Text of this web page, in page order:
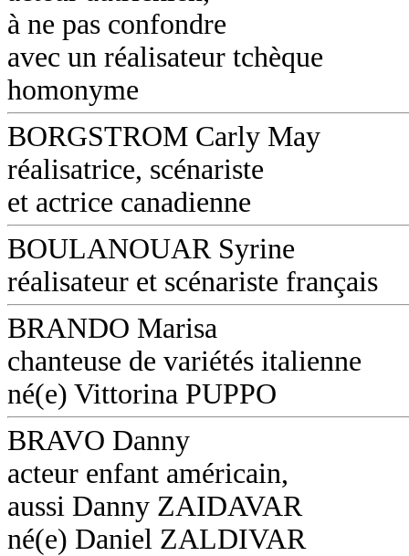
à ne pas confondre
avec un réalisateur tchèque
homonyme
BORGSTROM Carly May
réalisatrice, scénariste
et actrice canadienne
BOULANOUAR Syrine
réalisateur et scénariste français
BRANDO Marisa
chanteuse de variétés italienne
né(e) Vittorina PUPPO
BRAVO Danny
acteur enfant américain,
aussi Danny ZAIDAVAR
né(e) Daniel ZALDIVAR